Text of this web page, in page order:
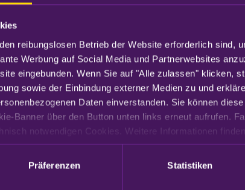
reibungslosen Betrieb der Website erforderlich sind,
Werbung auf Social Media und Partnerwebsites
eingebunden. Wenn Sie auf "Alle zulassen" klicken,
sowie der Einbindung externer Medien zu und
Daten einverstanden. Sie können
Banner über den Button unten links erneut aufrufen.
Präferenzen Statistiken
Konsumverhalten, Nachhaltigkeit – Lieferketten sind
ihre Wertschöpfungsketten neu zu denken.
die weit über klassisches Supply Chain Management
Hebel für Wachstum.